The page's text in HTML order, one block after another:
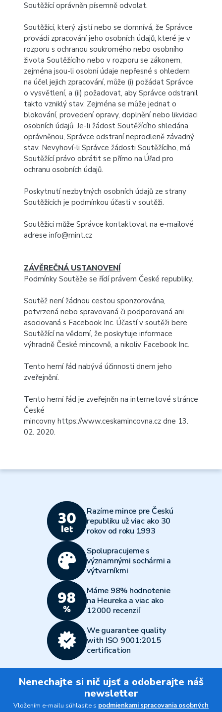
Soutěžící oprávněn písemně odvolat.
Soutěžící, který zjistí nebo se domnívá, že Správce
provádí zpracování jeho osobních údajů, které je v
rozporu s ochranou soukromého nebo osobního
života Soutěžícího nebo v rozporu se zákonem,
zejména jsou-li osobní údaje nepřesné s ohledem
na účel jejich zpracování, může (i) požádat Správce
o vysvětlení, a (ii) požadovat, aby Správce odstranil
takto vzniklý stav. Zejména se může jednat o
blokování, provedení opravy, doplnění nebo likvidaci
osobních údajů. Je-li žádost Soutěžícího shledána
oprávněnou, Správce odstraní neprodleně závadný
stav. Nevyhoví-li Správce žádosti Soutěžícího, má
Soutěžící právo obrátit se přímo na Úřad pro
ochranu osobních údajů.
Poskytnutí nezbytných osobních údajů ze strany
Soutěžících je podmínkou účasti v soutěži.
Soutěžící může Správce kontaktovat na e-mailové
adrese info@mint.cz
ZÁVĚREČNÁ USTANOVENÍ
Podmínky Soutěže se řídí právem České republiky.
Soutěž není žádnou cestou sponzorována,
potvrzená nebo spravovaná či podporovaná ani
asociovaná s Facebook Inc. Účastí v soutěži bere
Soutěžící na vědomí, že poskytuje informace
výhradně České mincovně, a nikoliv Facebook Inc.
Tento herní řád nabývá účinnosti dnem jeho
zveřejnění.
Tento herní řád je zveřejněn na internetové stránce
České
mincovny https://www.ceskamincovna.cz dne 13.
02. 2020.
Razíme mince pre Českú
republiku už viac ako 30
rokov od roku 1993
Spolupracujeme s
významnými sochármi a
výtvarníkmi
Máme 98% hodnotenie
na Heureka a viac ako
12000 recenzií
We guarantee quality
with ISO 9001:2015
certification
Nenechajte si nič ujsť a odoberajte náš
newsletter
Vložením e-mailu súhlasíte s podmienkami spracovania osobných